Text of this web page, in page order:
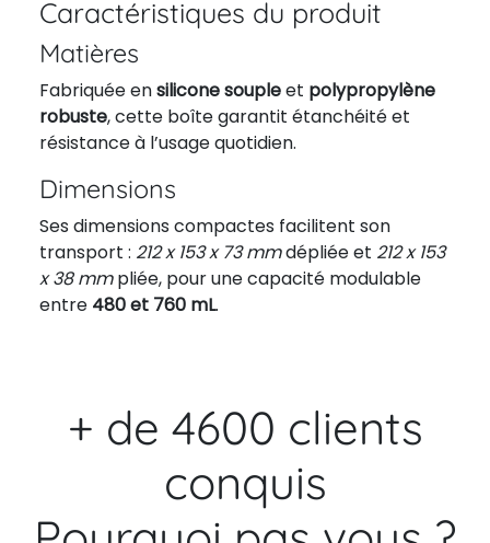
Caractéristiques du produit
Matières
Fabriquée ensilicone soupleet polypropylène
robuste, cette boîte garantit étanchéité et
résistance à l’usage quotidien.
Dimensions
Ses dimensions compactes facilitent son
transport : 212 x 153 x 73 mmdépliée et 212 x 153
x 38 mmpliée, pour une capacité modulable
entre 480 et 760 mL.
+ de 4600 clients
conquis